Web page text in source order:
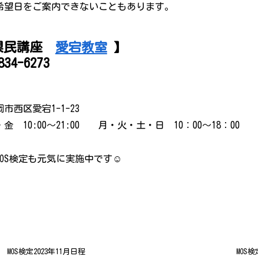
日をご案内できないこともあります。
民講座 愛宕教室】
6273
区愛宕1-1-23
10:00～21:00 月・火・土・日 10：00～18：00
検定も元気に実施中です☺
MOS検定2023年11月日程 MOS